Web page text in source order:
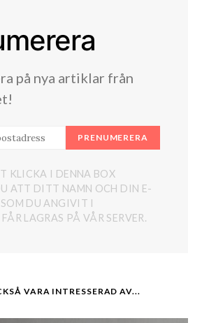
på nya artiklar från
PRENUMERERA
KLICKA I DENNA BOX
ATT DITT NAMN OCH DIN E-
SOM DU ANGIVIT I
LAGRAS PÅ VÅR SERVER.
VARA INTRESSERAD AV...